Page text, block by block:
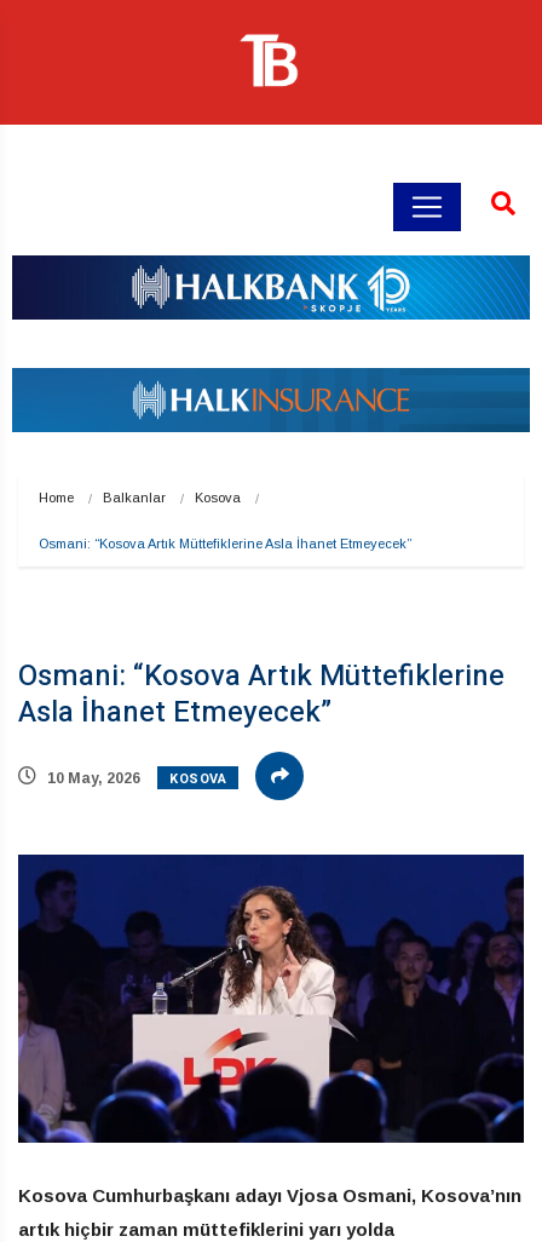
Home Balkanlar Kosova
Osmani: “Kosova Artık Müttefiklerine Asla İhanet Etmeyecek”
Osmani: “Kosova Artık Müttefiklerine
Asla İhanet Etmeyecek”
10 May, 2026 KOSOVA
Kosova Cumhurbaşkanı adayı Vjosa Osmani, Kosova’nın
artık hiçbir zaman müttefiklerini yarı yolda